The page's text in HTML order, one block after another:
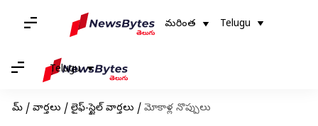
మరింత Telugu
Telugu
హోమ్ / వార్తలు / లైఫ్-స్టైల్ వార్తలు / మోకాళ్ల నొప్పులు